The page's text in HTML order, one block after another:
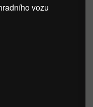
vozu